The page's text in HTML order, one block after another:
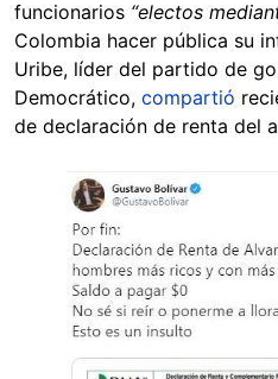
funcionarios “electos
Colombia hacer pública su
Uribe, líder del partido de
Democrático, compartió
de declaración de renta del
Image